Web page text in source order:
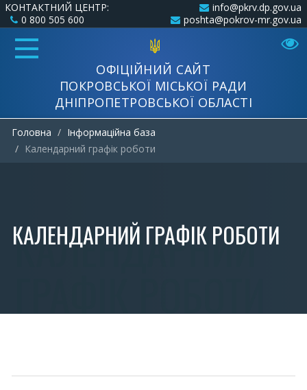
КОНТАКТНИЙ ЦЕНТР:
0 800 505 600
info@pkrv.dp.gov.ua
poshta@pokrov-mr.gov.ua
ОФІЦІЙНИЙ САЙТ
ПОКРОВСЬКОЇ МІСЬКОЇ РАДИ
ДНІПРОПЕТРОВСЬКОЇ ОБЛАСТІ
Головна
Інформаційна база
Календарний графік роботи
КАЛЕНДАРНИЙ ГРАФІК РОБОТИ